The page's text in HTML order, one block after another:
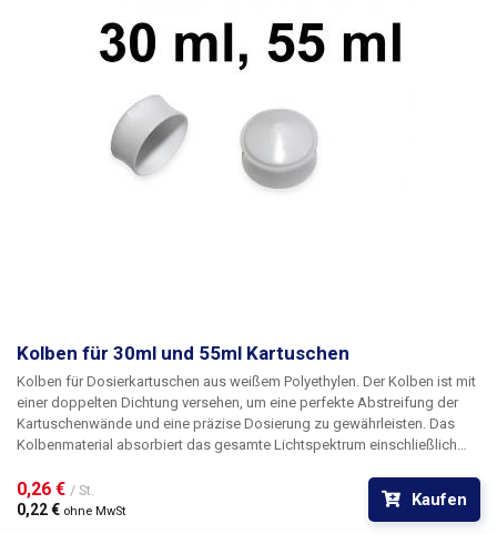
Kolben für 30ml und 55ml Kartuschen
Kolben für Dosierkartuschen aus weißem Polyethylen. Der Kolben ist mit
einer doppelten Dichtung versehen, um eine perfekte Abstreifung der
Kartuschenwände und eine präzise Dosierung zu gewährleisten. Das
Kolbenmaterial absorbiert das gesamte Lichtspektrum einschließlich
das Einsetzen des Stopfens in die Kartusche wird deren Inhalt
zuverlässig luftdicht verschlossen.
0,26 € / St.
0,22 € ohne MwSt
Kaufen